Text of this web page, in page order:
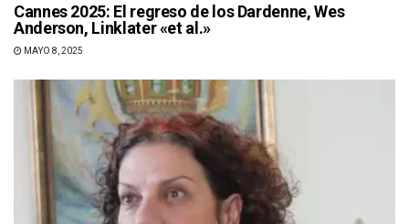
Cannes 2025: El regreso de los Dardenne, Wes
Anderson, Linklater «et al.»
MAYO 8, 2025